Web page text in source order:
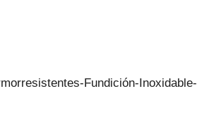
Fundición-Inoxidable-